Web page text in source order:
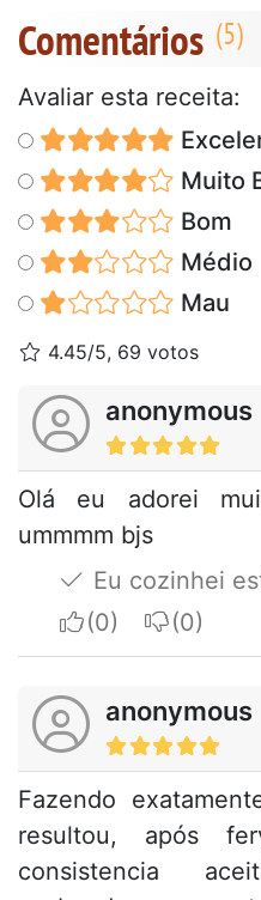
Comentários
Avaliar esta receita:
Muito
Bom
Médio
Mau
4.45/5, 69 votos
anonymous
Olá eu adorei
ummmm bjs
Eu cozinhei
I apreciate
I do
anonymous
Fazendo
resultou, após
consistencia